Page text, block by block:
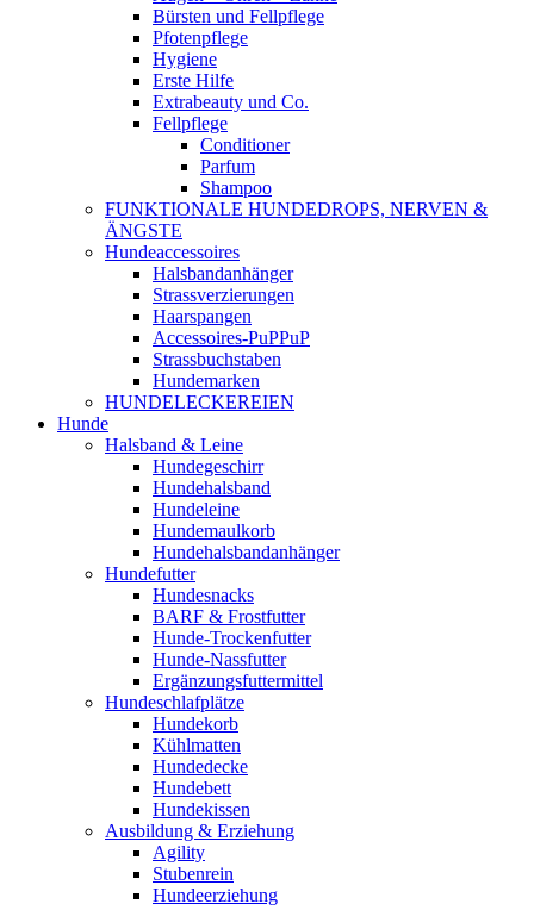
Bürsten und Fellpflege
Pfotenpflege
Hygiene
Erste Hilfe
Extrabeauty und Co.
Fellpflege
Conditioner
Parfum
Shampoo
FUNKTIONALE HUNDEDROPS, NERVEN &
ÄNGSTE
Hundeaccessoires
Halsbandanhänger
Strassverzierungen
Haarspangen
Accessoires-PuPPuP
Strassbuchstaben
Hundemarken
HUNDELECKEREIEN
Hunde
Halsband & Leine
Hundegeschirr
Hundehalsband
Hundeleine
Hundemaulkorb
Hundehalsbandanhänger
Hundefutter
Hundesnacks
BARF & Frostfutter
Hunde-Trockenfutter
Hunde-Nassfutter
Ergänzungsfuttermittel
Hundeschlafplätze
Hundekorb
Kühlmatten
Hundedecke
Hundebett
Hundekissen
Ausbildung & Erziehung
Agility
Stubenrein
Hundeerziehung